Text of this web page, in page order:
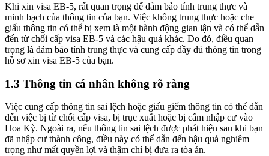
Khi xin visa EB-5, rất quan trọng để đảm bảo tính trung thực và
minh bạch của thông tin của bạn. Việc không trung thực hoặc che
giấu thông tin có thể bị xem là một hành động gian lận và có thể dẫn
đến từ chối cấp visa EB-5 và các hậu quả khác. Do đó, điều quan
trọng là đảm bảo tính trung thực và cung cấp đầy đủ thông tin trong
hồ sơ xin visa EB-5 của bạn.
1.3 Thông tin cá nhân không rõ ràng
Việc cung cấp thông tin sai lệch hoặc giấu giếm thông tin có thể dẫn
đến việc bị từ chối cấp visa, bị trục xuất hoặc bị cấm nhập cư vào
Hoa Kỳ. Ngoài ra, nếu thông tin sai lệch được phát hiện sau khi bạn
đã nhập cư thành công, điều này có thể dẫn đến hậu quả nghiêm
trọng như mất quyền lợi và thậm chí bị đưa ra tòa án.